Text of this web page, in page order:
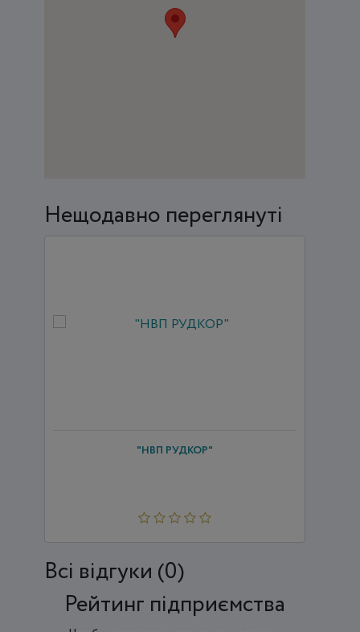
Нещодавно переглянуті
"НВП РУДКОР"
Всi відгуки (0)
Рейтинг підприємства